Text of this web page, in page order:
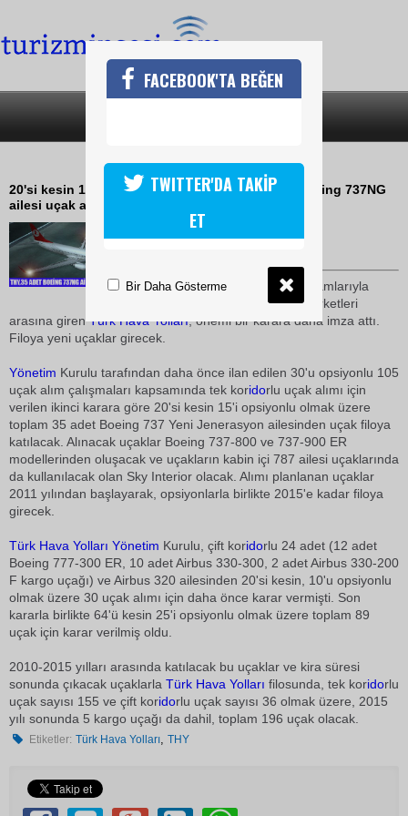
THYDE BÜYÜME DEVAM EDİYOR
20'si kesin 15'i opsiyonlu olmak üzere 35 adet Boeing 737NG
ailesi uçak alınacak
04 Şubat 2010 / 16:22
Gerçekleştirdiği büyüme rakamlarıyla
nın önemli havayolu şirketleri
arasına girenTürk Hava Yolları, önemi bir karara daha imza attı.
Filoya yeni uçaklar girecek.
Yönetim Kurulu tarafından daha önce ilan edilen 30'u opsiyonlu 105
uçak alım çalışmaları kapsamında tek koridorlu uçak alımı için
verilen ikinci karara göre 20'si kesin 15'i opsiyonlu olmak üzere
toplam 35 adet Boeing 737 Yeni Jenerasyon ailesinden uçak filoya
katılacak. Alınacak uçaklar Boeing 737-800 ve 737-900 ER
modellerinden oluşacak ve uçakların kabin içi 787 ailesi uçaklarında
da kullanılacak olan Sky Interior olacak. Alımı planlanan uçaklar
2011 yılından başlayarak, opsiyonlarla birlikte 2015'e kadar filoya
girecek.
Türk Hava Yolları Yönetim Kurulu, çift koridorlu 24 adet (12 adet
Boeing 777-300 ER, 10 adet Airbus 330-300, 2 adet Airbus 330-200
F kargo uçağı) ve Airbus 320 ailesinden 20'si kesin, 10'u opsiyonlu
olmak üzere 30 uçak alımı için daha önce karar vermişti. Son
kararla birlikte 64'ü kesin 25'i opsiyonlu olmak üzere toplam 89
uçak için karar verilmiş oldu.
2010-2015 yılları arasında katılacak bu uçaklar ve kira süresi
sonunda çıkacak uçaklarla Türk Hava Yolları filosunda, tek koridorlu
uçak sayısı 155 ve çift koridorlu uçak sayısı 36 olmak üzere, 2015
yılı sonunda 5 kargo uçağı da dahil, toplam 196 uçak olacak.
Etiketler: Türk Hava Yolları,THY
FACEBOOK'TA BEĞEN
TWITTER'DA TAKİP
ET
Bir Daha Gösterme